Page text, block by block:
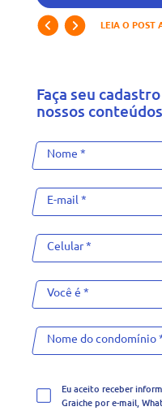
LEIA O POST
Faça seu
nossos
Eu aceito receber
Graiche por e-mail,